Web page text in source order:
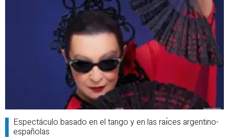
Espectáculo basado en el tango y en las raı́ces argentino-
españolas